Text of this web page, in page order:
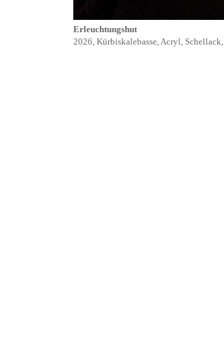
Erleuchtungshut
2026, Kürbiskalebasse, Acryl,